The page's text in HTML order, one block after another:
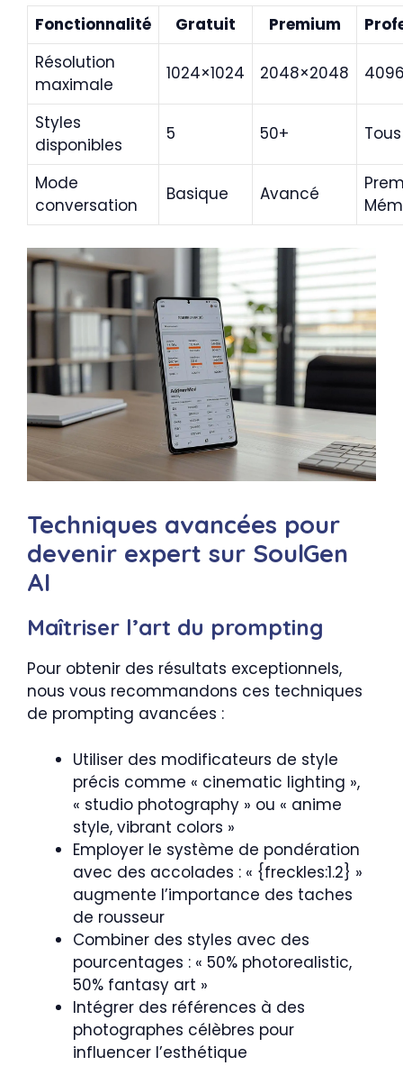
Fonctionnalité Gratuit Premium
Résolution
maximale
1024×1024 2048×2048
Styles
disponibles
5 50+
Mode
conversation
Basique Avancé
Techniques avancées pour
devenir expert sur SoulGen
AI
Maîtriser l’art du prompting
Pour obtenir des résultats exceptionnels,
nous vous recommandons ces techniques
de prompting avancées :
Utiliser des modificateurs de style
précis comme « cinematic lighting »,
« studio photography » ou « anime
style, vibrant colors »
Employer le système de pondération
avec des accolades : « {freckles:1.2} »
augmente l’importance des taches
de rousseur
Combiner des styles avec des
pourcentages : « 50% photorealistic,
50% fantasy art »
Intégrer des références à des
photographes célèbres pour
influencer l’esthétique